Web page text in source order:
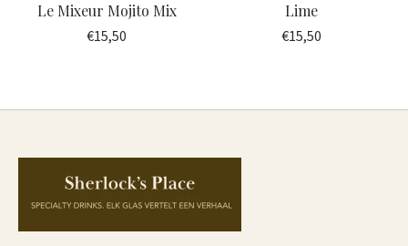
Le Mixeur Mojito Mix
€15,50
Lime
€15,50